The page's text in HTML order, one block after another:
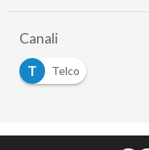
Canali
T
Telco